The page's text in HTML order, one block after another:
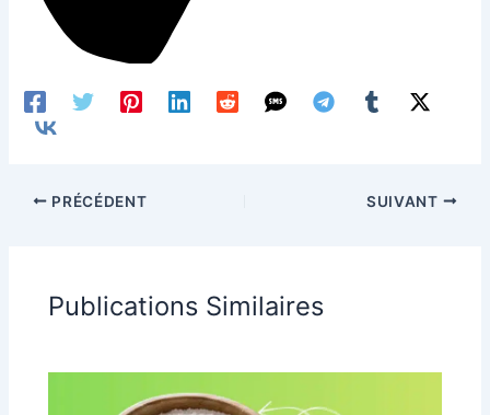
PRÉCÉDENT SUIVANT
Publications Similaires